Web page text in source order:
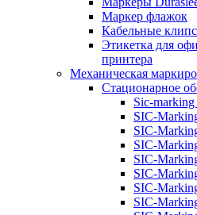
Маркер флажок
Кабельные
Этикетка для
принтера
Механическая
Стационарное
Sic-marking
SIC-
SIC-
SIC-
SIC-
SIC-
SIC-
SIC-